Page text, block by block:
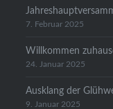
7. Februar 2025
Willkommen
24. Januar 2025
Ausklang der
9. Januar 2025